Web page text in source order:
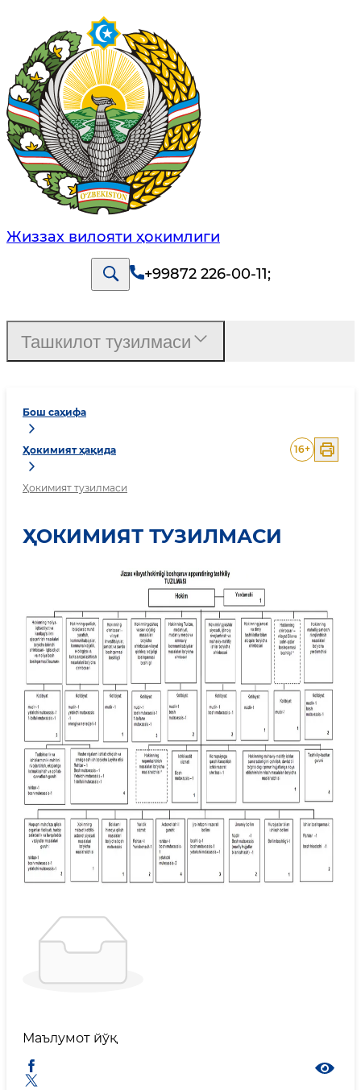
Жиззах вилояти ҳокимлиги
+99872 226-00-11;
Бош саҳифа
Ҳокимият ҳақида
Ҳокимият тузилмаси
16+
ҲОКИМИЯТ ТУЗИЛМАСИ
Маълумот йўқ
Ташкилот тузилмаси